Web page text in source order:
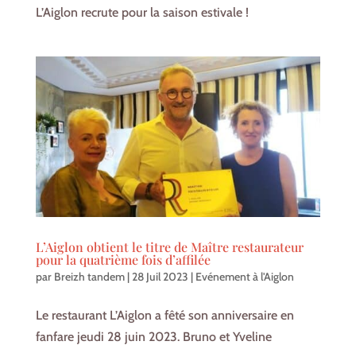
L’Aiglon recrute pour la saison estivale !
L’Aiglon obtient le titre de Maître restaurateur
pour la quatrième fois d’affilée
par Breizh tandem|28 Juil 2023 | Evénement à l'Aiglon
Le restaurant L’Aiglon a fêté son anniversaire en
fanfare jeudi 28 juin 2023. Bruno et Yveline